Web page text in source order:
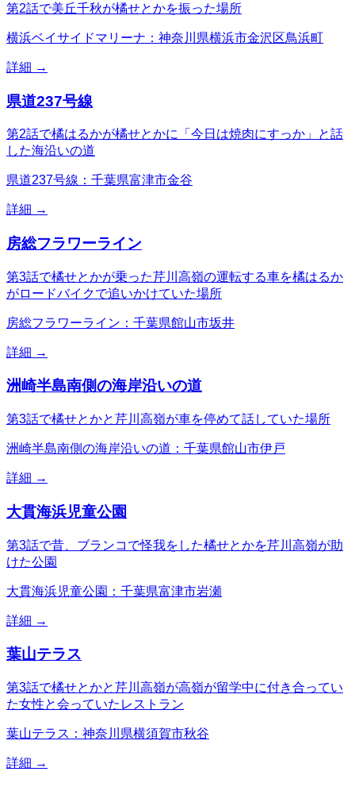
第2話で美丘千秋が橘せとかを振った場所
横浜ベイサイドマリーナ：神奈川県横浜市金沢区鳥浜町
詳細 →
県道237号線
第2話で橘はるかが橘せとかに「今日は焼肉にすっか」と話
した海沿いの道
県道237号線：千葉県富津市金谷
詳細 →
房総フラワーライン
第3話で橘せとかが乗った芹川高嶺の運転する車を橘はるか
がロードバイクで追いかけていた場所
房総フラワーライン：千葉県館山市坂井
詳細 →
洲崎半島南側の海岸沿いの道
第3話で橘せとかと芹川高嶺が車を停めて話していた場所
洲崎半島南側の海岸沿いの道：千葉県館山市伊戸
詳細 →
大貫海浜児童公園
第3話で昔、ブランコで怪我をした橘せとかを芹川高嶺が助
けた公園
大貫海浜児童公園：千葉県富津市岩瀬
詳細 →
葉山テラス
第3話で橘せとかと芹川高嶺が高嶺が留学中に付き合ってい
た女性と会っていたレストラン
葉山テラス：神奈川県横須賀市秋谷
詳細 →